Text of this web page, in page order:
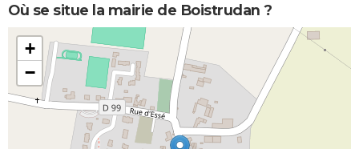
Où se situe la mairie de Boistrudan ?
+
−